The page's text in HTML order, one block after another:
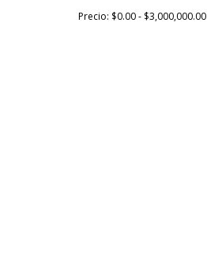
Precio: $0.00 - $3,000,000.00